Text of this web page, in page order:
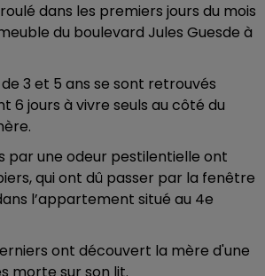
dans les premiers jours du mois
du boulevard Jules Guesde à
3 et 5 ans se sont retrouvés
6 jours à vivre seuls au côté du
par une odeur pestilentielle ont
qui ont dû passer par la fenêtre
l’appartement situé au 4e
ont découvert la mère d'une